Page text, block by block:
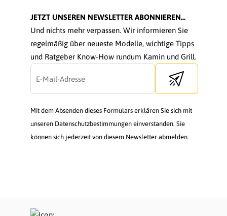
JETZT UNSEREN NEWSLETTER ABONNIEREN...
Und nichts mehr verpassen. Wir informieren Sie
regelmäßig über neueste Modelle, wichtige Tipps
und Ratgeber Know-How rundum Kamin und Grill.
Send newsletter
Mit dem Absenden dieses Formulars erklären Sie sich mit
unseren Datenschutzbestimmungen einverstanden. Sie
können sich jederzeit von diesem Newsletter abmelden.